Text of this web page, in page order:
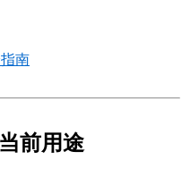
南
前用途